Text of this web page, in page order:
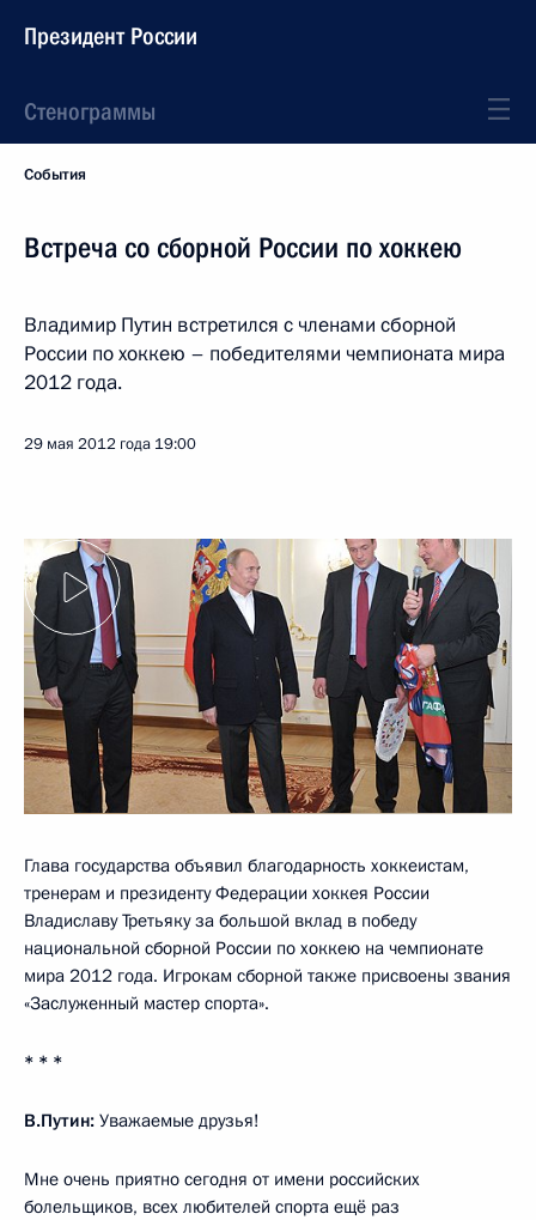
Президент России
Стенограммы
События
Встреча со сборной России по хоккею
Владимир Путин встретился с членами сборной
России по хоккею – победителями чемпионата мира
2012 года.
29 мая 2012 года 19:00
Глава государства объявил благодарность хоккеистам,
тренерам и президенту Федерации хоккея России
Владиславу Третьяку за большой вклад в победу
национальной сборной России по хоккею на чемпионате
мира 2012 года. Игрокам сборной также присвоены звания
«Заслуженный мастер спорта».
* * *
В.Путин: Уважаемые друзья!
Мне очень приятно сегодня от имени российских
болельщиков, всех любителей спорта ещё раз